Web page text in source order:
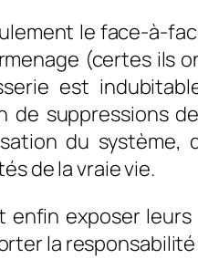
le face-à-
(certes ils
est
de suppressions
du
de la vraie vie.
enfin exposer
fait